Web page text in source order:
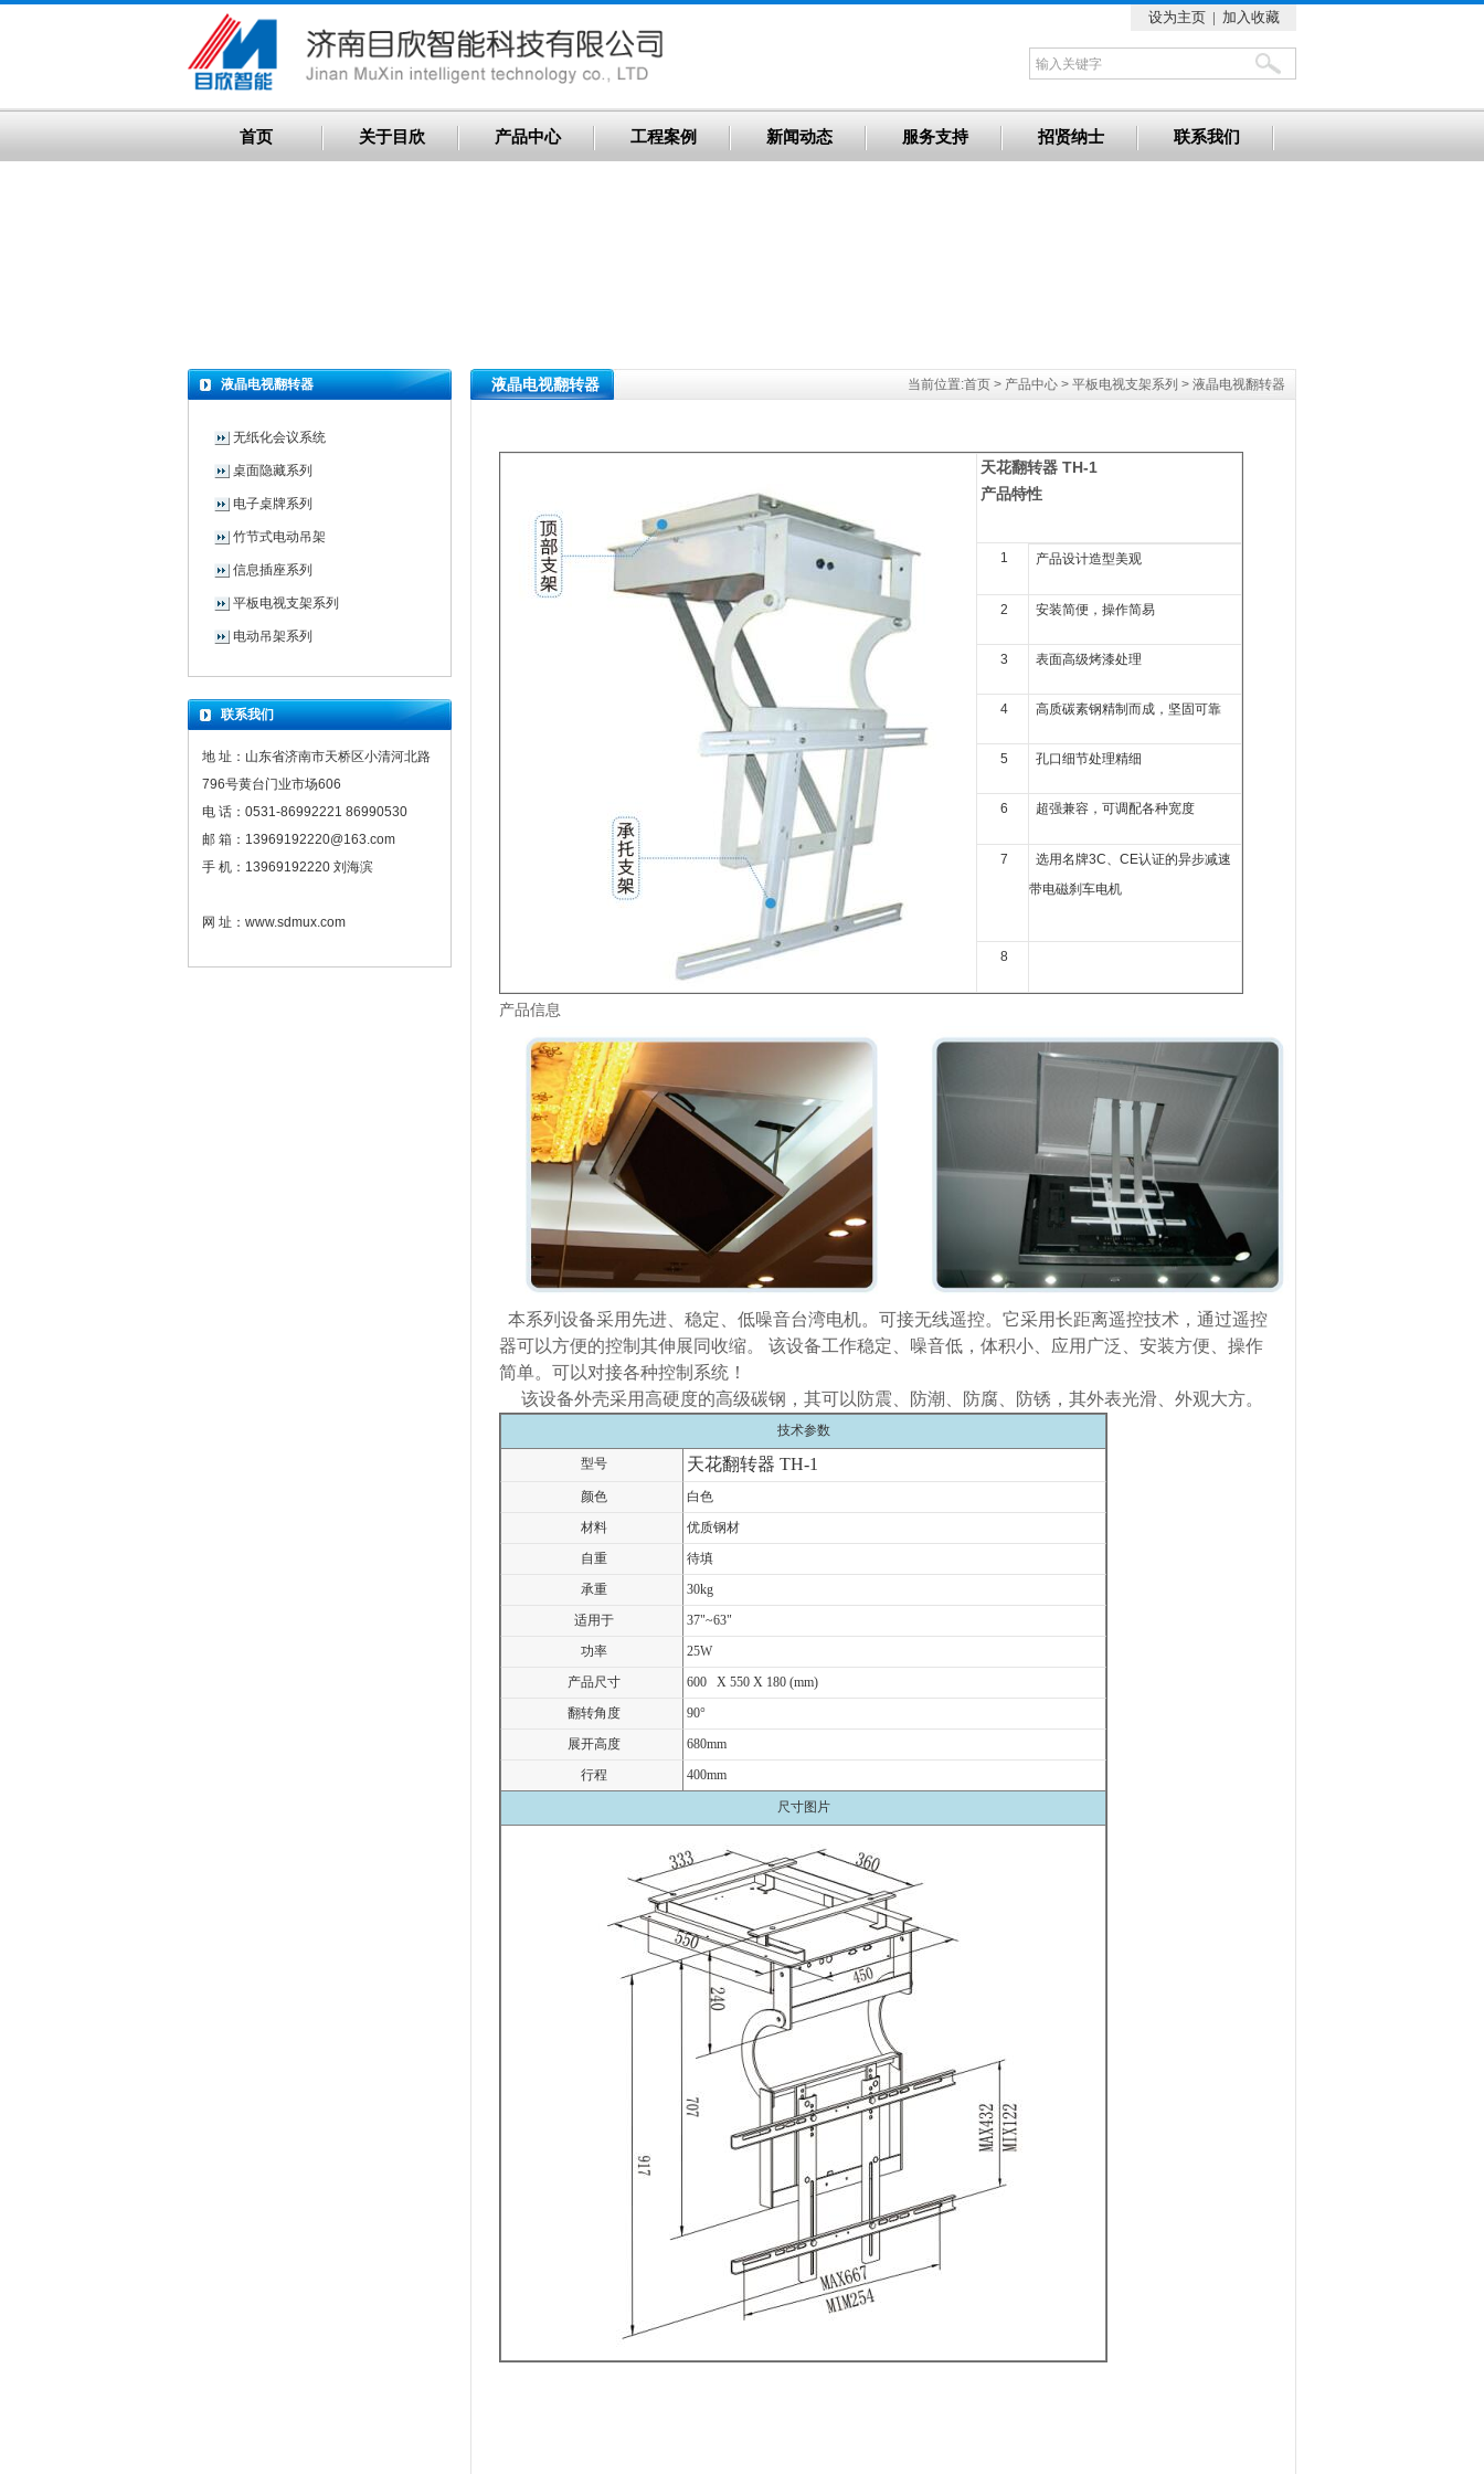
设为主页| 加入收藏
首页 关于目欣 产品中心 工程案例 新闻动态 服务支持 招贤纳士 联系我们
液晶电视翻转器 当前位置:首页 > 产品中心 > 平板电视支架系列 > 液晶电视翻转器
天花翻转器 TH-1
产品特性
1 产品设计造型美观
2 安装简便，操作简易
3 表面高级烤漆处理
4 高质碳素钢精制而成，坚固可靠
5 孔口细节处理精细
6 超强兼容，可调配各种宽度
7 选用名牌3C、 CE认证的异步减速
带电磁刹车电机
8
产品信息
本系列设备采用先进、稳定、低噪音台湾电机。可接无线遥控。它采用长距离遥控技术，通过遥控
器可以方便的控制其伸展同收缩。 该设备工作稳定、噪音低，体积小、应用广泛、安装方便、操作
简单。可以对接各种控制系统！
该设备外壳采用高硬度的高级碳钢，其可以防震、防潮、防腐、防锈，其外表光滑、外观大方。
技术参数
型号 天花翻转器 TH-1
颜色
白色
材料
优质钢材
自重
待填
承重
30kg
适用于
37"~63"
功率
25W
产品尺寸
600 X 550 X 180 (mm)
翻转角度
90°
展开高度
680mm
行程
400mm
尺寸图片
液晶电视翻转器
无纸化会议系统
桌面隐藏系列
电子桌牌系列
竹节式电动吊架
信息插座系列
平板电视支架系列
电动吊架系列
联系我们
地 址：山东省济南市天桥区小清河北路
796号黄台门业市场606
电 话：0531-86992221 86990530
邮 箱：13969192220@163.com
手 机：13969192220 刘海滨
网 址：www.sdmux.com